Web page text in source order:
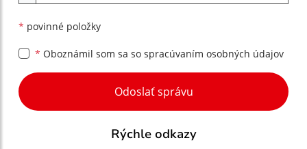
* povinné položky
* Oboznámil som sa so spracúvaním osobných údajov
Google reCaptcha Response
Odoslať správu
Rýchle odkazy